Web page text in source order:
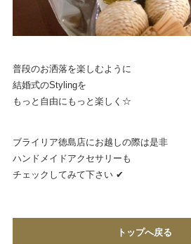
普段のお洒落を楽しむように
結婚式のStylingを
もっと自由にもっと楽しく☆
ブライリア徳島店にお越しの際は是非
ハンドメイドアクセサリーも
チェックしてみて下さい ✔︎
トップへ戻る